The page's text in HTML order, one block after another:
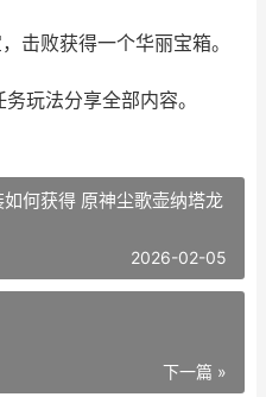
击败获得一个华丽宝箱。
玩法分享全部内容。
何获得 原神尘歌壶纳塔龙
2026-02-05
下一篇 »